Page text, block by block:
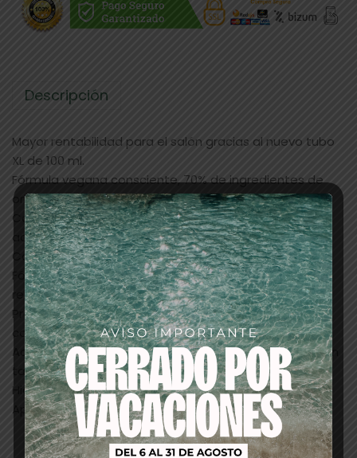
Descripción
Mayor rentabilidad para el salón gracias al nuevo tubo
XL de 100 ml.
Fórmula vegana consciente, 70% de ingredientes de
origen natural.
Cobertura del 100% de los cabellos blancos con
acabado natural.
Colores de larga duración y fieles al reflejo del tono.
Fórmula sin PPD, reduce el riesgo de desarrollar
reacciones alérgicas.
Protección de la fibra capilar durante el proceso de
coloración.
Acondiciona el cabello en profundidad, aportándole un
tacto sedoso.
Hidrata la fibra capilar sellando la cutícula.
Aporta brillo multi-reflejo.